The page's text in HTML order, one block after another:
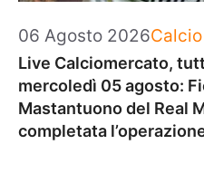
06 Agosto 2026Calcio
Live Calciomercato,
mercoledì 05 agosto:
Mastantuono del Real
completata